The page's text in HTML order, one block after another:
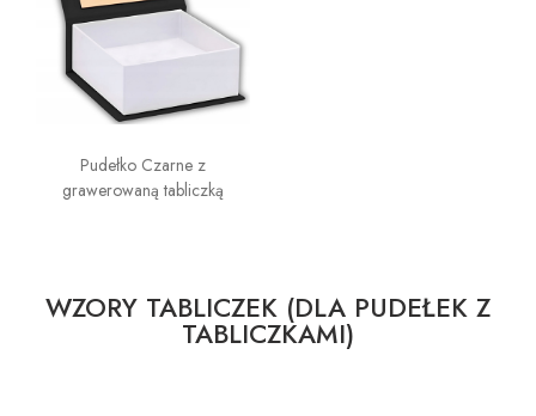
Pudełko Czarne z
grawerowaną tabliczką
WZORY TABLICZEK (DLA PUDEŁEK Z
TABLICZKAMI)